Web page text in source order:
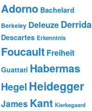
Adorno Bachelard
Berkeley Deleuze Derrida
Descartes Erkenntnis
Foucault Freiheit
Guattari Habermas
Hegel Heidegger
James Kant Kierkegaard